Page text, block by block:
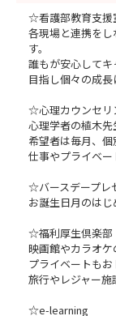
☆看護部教育支援
各現場と連携を
す。
誰もが安心して
目指し個々の成
☆心理カウンセリ
心理学者の植木先
希望者は毎月、
仕事やプライベ
☆バースデープレ
お誕生日月のは
☆福利厚生倶楽部
映画館やカラオケ
プライベートもお
旅行やレジャー
☆e-learning